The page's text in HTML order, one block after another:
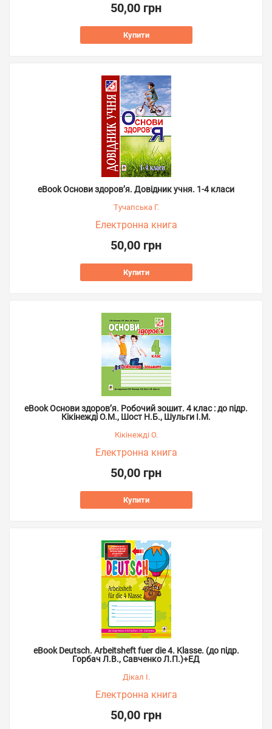
50,00 грн
Купити
eBook Основи здоров’я. Довідник учня. 1-4 класи
Тучапська Г.
Електронна книга
50,00 грн
Купити
eBook Основи здоров’я. Робочий зошит. 4 клас : до підр.
Кікінежді О.М., Шост Н.Б., Шульги І.М.
Кікінежді О.
Електронна книга
50,00 грн
Купити
eBook Deutsch. Arbeitsheft fuer die 4. Klasse. (до підр.
Горбач Л.В., Савченко Л.П.)+ЕД
Дікал І.
Електронна книга
50,00 грн